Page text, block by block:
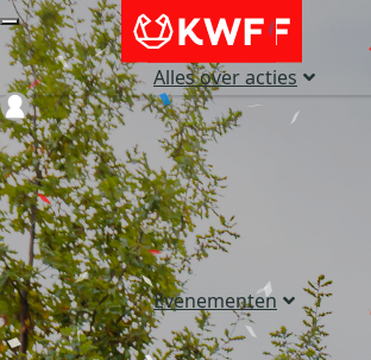
Alles over acties
Evenementen
Login